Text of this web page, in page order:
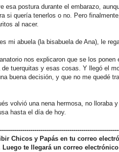
esa postura durante el embarazo,
si quería tenerlos o no. Pero
al nacer.
mi abuela (la bisabuela de Ana), le
nos explicaron que se los
de tuerquitas y esas cosas. Y llegó el
buena decisión, y que no me quedé
volvió una nena hermosa, no lloraba
hasta el día de hoy.
Chicos y Papás en tu correo
Luego te llegará un correo